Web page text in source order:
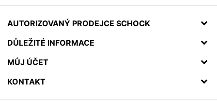
AUTORIZOVANÝ PRODEJCE SCHOCK
DŮLEŽITÉ INFORMACE
MŮJ ÚČET
KONTAKT